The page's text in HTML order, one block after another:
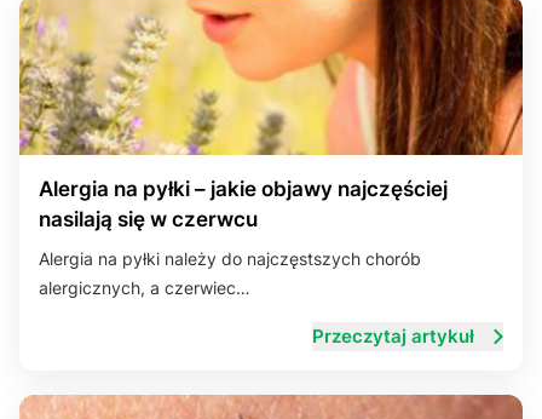
Alergia na pyłki – jakie objawy najczęściej
nasilają się w czerwcu
Alergia na pyłki należy do najczęstszych chorób
alergicznych, a czerwiec…
Przeczytaj artykuł